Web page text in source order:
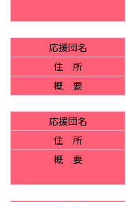
応援団名
住 所
概 要
応援団名
住 所
概 要